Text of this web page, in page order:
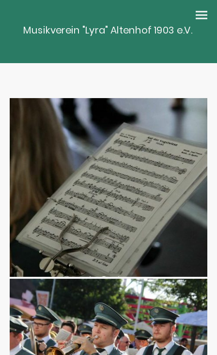
Musikverein "Lyra" Altenhof 1903 e.V.